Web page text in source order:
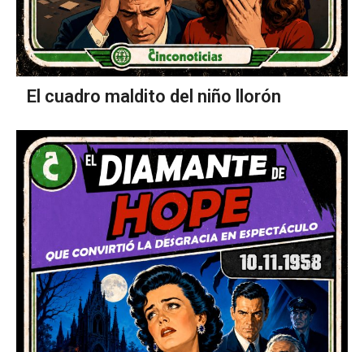
El cuadro maldito del niño llorón